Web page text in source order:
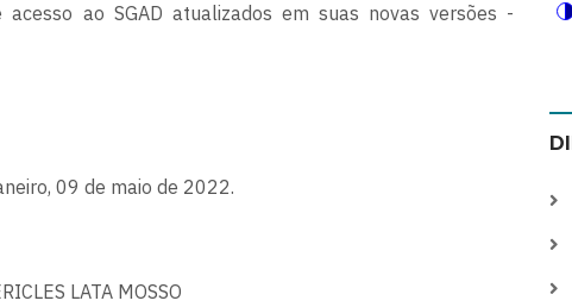
ao SGAD atualizados em suas novas versões -
09 de maio de 2022.
LATA MOSSO